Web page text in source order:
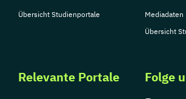
Übersicht Studienportale
Mediadaten
Übersicht
Relevante Portale Folge